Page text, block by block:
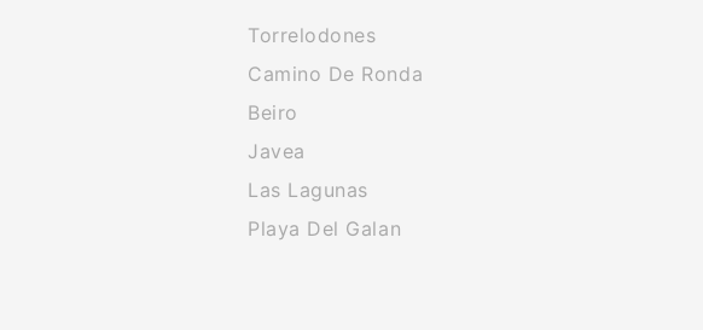
Torrelodones
Camino De Ronda
Beiro
Javea
Las Lagunas
Playa Del Galan